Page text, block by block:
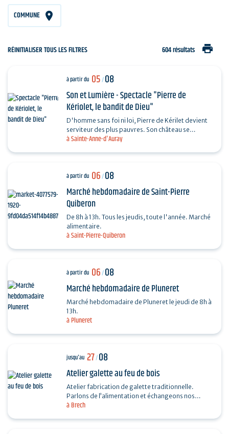
COMMUNE
RÉINITIALISER TOUS LES FILTRES 604 résultats print
à Sainte-Anne-d'Auray
à partir du 05/08
Son et Lumière - Spectacle "Pierre de
Kériolet, le bandit de Dieu"
D'homme sans foi ni loi, Pierre de Kérilet devient
serviteur des plus pauvres. Son château se
transforme en refuge, sa vie en offrande.
à Saint-Pierre-Quiberon
à partir du 06/08
Marché hebdomadaire de Saint-Pierre
Quiberon
De 8h à 13h. Tous les jeudis, toute l'année. Marché
alimentaire.
à Pluneret
à partir du 06/08
Marché hebdomadaire de Pluneret
Marché hebdomadaire de Pluneret le jeudi de 8h à
13h.
à Brech
jusqu'au 27/08
Atelier galette au feu de bois
Atelier fabrication de galette traditionnelle.
Parlons de l’alimentation et échangeons nos
recettes autour de la galette. Fabrication, cuisson